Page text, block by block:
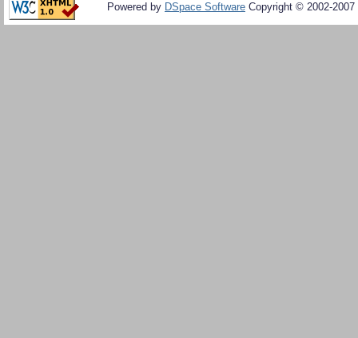
Powered by DSpace Software Copyright © 2002-2007